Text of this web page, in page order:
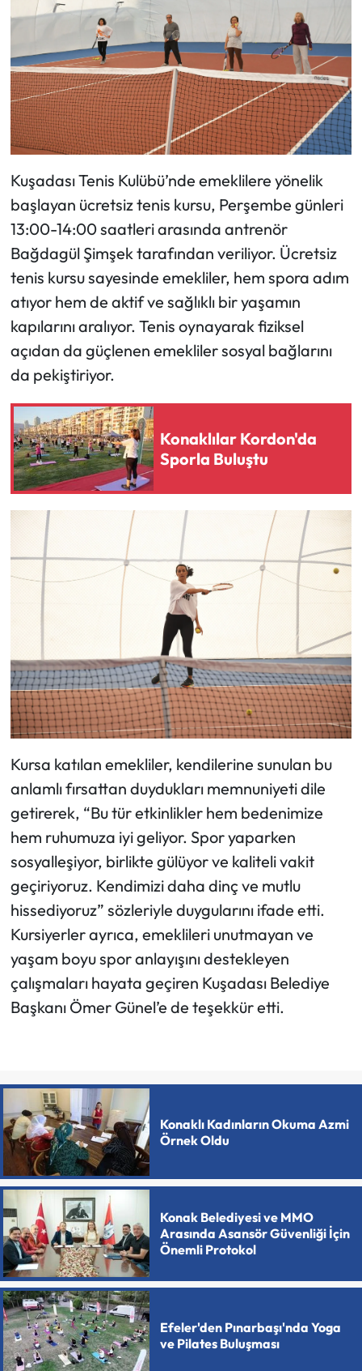
Kuşadası Tenis Kulübü’nde emeklilere yönelik
başlayan ücretsiz tenis kursu, Perşembe günleri
13:00-14:00 saatleri arasında antrenör
Bağdagül Şimşek tarafından veriliyor. Ücretsiz
tenis kursu sayesinde emekliler, hem spora adım
atıyor hem de aktif ve sağlıklı bir yaşamın
kapılarını aralıyor. Tenis oynayarak fiziksel
açıdan da güçlenen emekliler sosyal bağlarını
da pekiştiriyor.
Konaklılar Kordon'da
Sporla Buluştu
Kursa katılan emekliler, kendilerine sunulan bu
anlamlı fırsattan duydukları memnuniyeti dile
getirerek, “Bu tür etkinlikler hem bedenimize
hem ruhumuza iyi geliyor. Spor yaparken
sosyalleşiyor, birlikte gülüyor ve kaliteli vakit
geçiriyoruz. Kendimizi daha dinç ve mutlu
hissediyoruz” sözleriyle duygularını ifade etti.
Kursiyerler ayrıca, emeklileri unutmayan ve
yaşam boyu spor anlayışını destekleyen
çalışmaları hayata geçiren Kuşadası Belediye
Başkanı Ömer Günel’e de teşekkür etti.
Konaklı Kadınların Okuma Azmi
Örnek Oldu
Konak Belediyesi ve MMO
Arasında Asansör Güvenliği İçin
Önemli Protokol
Efeler'den Pınarbaşı'nda Yoga
ve Pilates Buluşması